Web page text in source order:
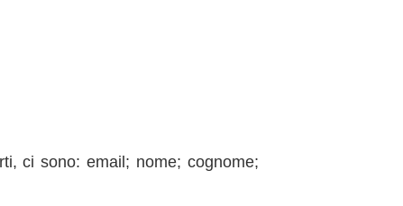
ci sono: email; nome; cognome;